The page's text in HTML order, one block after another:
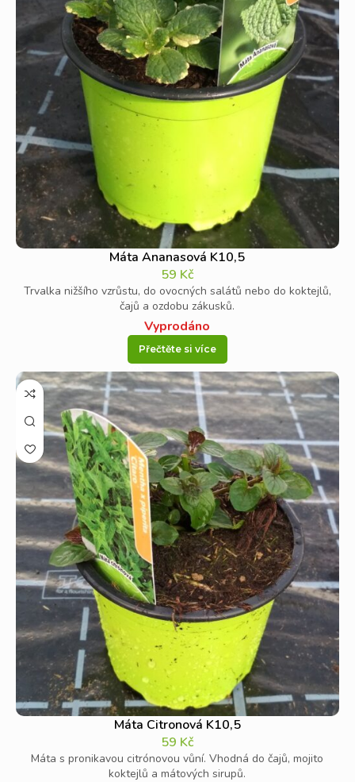
Máta Ananasová K10,5
59 Kč
Trvalka nižšího vzrůstu, do ovocných salátů nebo do koktejlů,
čajů a ozdobu zákusků.
Vyprodáno
Přečtěte si více
Máta Citronová K10,5
59 Kč
Máta s pronikavou citrónovou vůní. Vhodná do čajů, mojito
koktejlů a mátových sirupů.